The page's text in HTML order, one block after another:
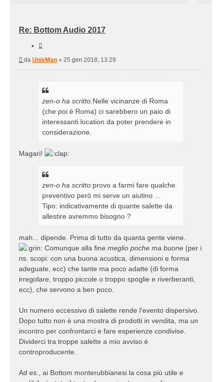
Re: Bottom Audio 2017
Messaggio
da UnixMan » 25 gen 2018, 13:29
zen-o ha scritto:Nelle vicinanze di Roma
(che poi è Roma) ci sarebbero un paio di
interessanti location da poter prendere in
considerazione.
Magari!
zen-o ha scritto:provo a farmi fare qualche
preventivo però mi serve un aiutino ...
Tipo: indicativamente di quante salette da
allestire avremmo bisogno ?
mah... dipende. Prima di tutto da quanta gente viene.
Comunque alla fine meglio poche ma buone (per i
ns. scopi: con una buona acustica, dimensioni e forma
adeguate, ecc) che tante ma poco adatte (di forma
irregolare, troppo piccole o troppo spoglie e riverberanti,
ecc), che servono a ben poco.
Un numero eccessivo di salette rende l'evento dispersivo.
Dopo tutto non è una mostra di prodotti in vendita, ma un
incontro per confrontarci e fare esperienze condivise.
Dividerci tra troppe salette a mio avviso è
controproducente.
Ad es., ai Bottom monterubbianesi la cosa più utile e